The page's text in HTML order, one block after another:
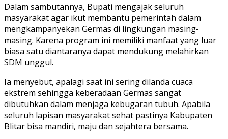
Dalam sambutannya, Bupati mengajak seluruh
masyarakat agar ikut membantu pemerintah dalam
mengkampanyekan Germas di lingkungan masing-
masing. Karena program ini memiliki manfaat yang luar
biasa satu diantaranya dapat mendukung melahirkan
SDM unggul.
Ia menyebut, apalagi saat ini sering dilanda cuaca
ekstrem sehingga keberadaan Germas sangat
dibutuhkan dalam menjaga kebugaran tubuh. Apabila
seluruh lapisan masyarakat sehat pastinya Kabupaten
Blitar bisa mandiri, maju dan sejahtera bersama.